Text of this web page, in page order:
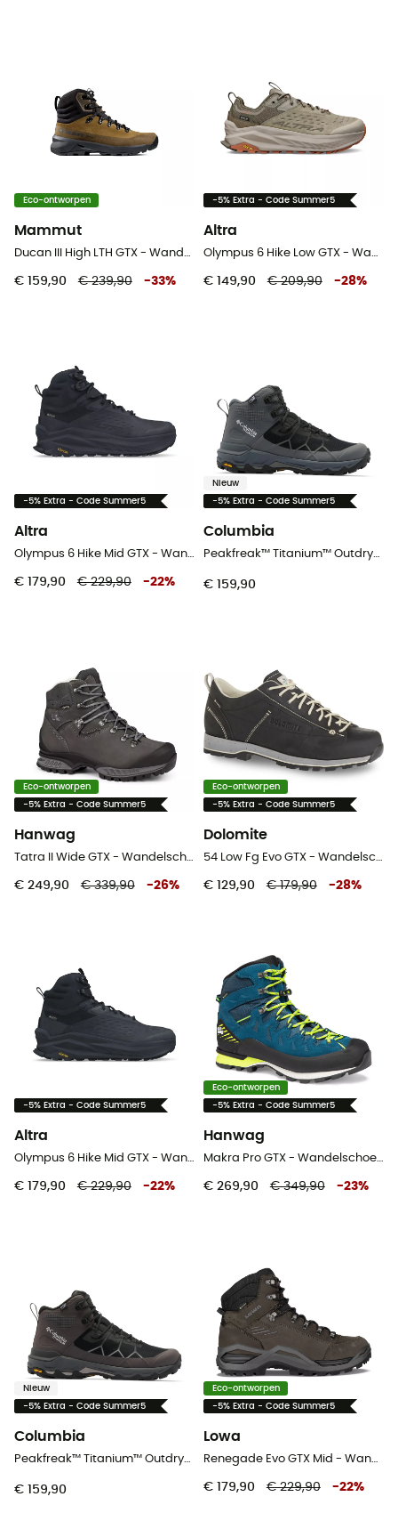
Eco-ontworpen
Mammut
€ 159,90 € 239,90 -33%
-5% Extra - Code Summer5
Altra
€ 149,90 € 209,90 -28%
-5% Extra - Code Summer5
Altra
€ 179,90 € 229,90 -22%
Nieuw
-5% Extra - Code Summer5
Columbia
€ 159,90
Eco-ontworpen
-5% Extra - Code Summer5
Hanwag
€ 249,90 € 339,90 -26%
Eco-ontworpen
-5% Extra - Code Summer5
Dolomite
€ 129,90 € 179,90 -28%
-5% Extra - Code Summer5
Altra
€ 179,90 € 229,90 -22%
Eco-ontworpen
-5% Extra - Code Summer5
Hanwag
€ 269,90 € 349,90 -23%
Nieuw
-5% Extra - Code Summer5
Columbia
€ 159,90
Eco-ontworpen
-5% Extra - Code Summer5
Lowa
€ 179,90 € 229,90 -22%